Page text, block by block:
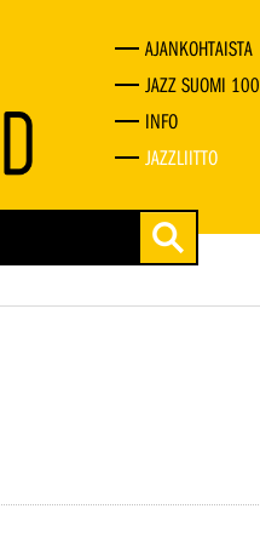
AJANKOHTAISTA
JAZZ SUOMI 100
INFO
JAZZLIITTO